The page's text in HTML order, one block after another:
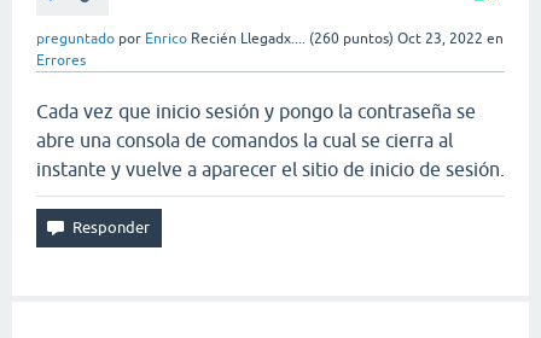
preguntado por Enrico Recién Llegadx.... (260 puntos) Oct 23, 2022 en
Errores
Cada vez que inicio sesión y pongo la contraseña se
abre una consola de comandos la cual se cierra al
instante y vuelve a aparecer el sitio de inicio de sesión.